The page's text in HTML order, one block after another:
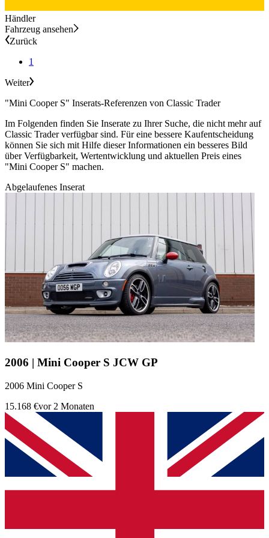
Händler
Fahrzeug ansehen
Zurück
1
Weiter
"Mini Cooper S" Inserats-Referenzen von Classic Trader
Im Folgenden finden Sie Inserate zu Ihrer Suche, die nicht mehr auf
Classic Trader verfügbar sind. Für eine bessere Kaufentscheidung
können Sie sich mit Hilfe dieser Informationen ein besseres Bild
über Verfügbarkeit, Wertentwicklung und aktuellen Preis eines
"Mini Cooper S" machen.
Abgelaufenes Inserat
2006 | Mini Cooper S JCW GP
2006 Mini Cooper S
15.168 €vor 2 Monaten